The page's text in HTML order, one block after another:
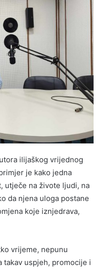
ilijaškog vrijednog
je kako jedna
utječe na živote ljudi, na
da njena uloga postane
koje iznjedrava,
vrijeme, nepunu
takav uspjeh, promocije i